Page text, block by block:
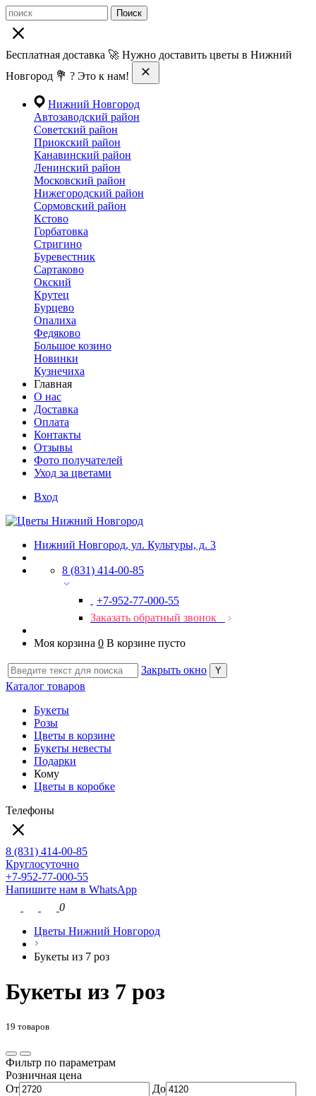
Поиск
Бесплатная доставка 🚀 Нужно доставить цветы в Нижний
Новгород 💐 ? Это к нам!
Нижний Новгород
Автозаводский район
Советский район
Приокский район
Канавинский район
Ленинский район
Московский район
Нижегородский район
Сормовский район
Кстово
Горбатовка
Стригино
Буревестник
Сартаково
Окский
Крутец
Бурцево
Опалиха
Федяково
Большое козино
Новинки
Кузнечиха
Главная
О нас
Доставка
Оплата
Контакты
Отзывы
Фото получателей
Уход за цветами
Вход
Нижний Новгород, ул. Культуры, д. 3
8 (831) 414-00-85
+7-952-77-000-55
Заказать обратный звонок
Моя корзина 0 В корзине пусто
Закрыть окно
Каталог товаров
Букеты
Розы
Цветы в корзине
Букеты невесты
Подарки
Кому
Цветы в коробке
Телефоны
8 (831) 414-00-85
Круглосуточно
+7-952-77-000-55
Напишите нам в WhatsApp
0
Цветы Нижний Новгород
Букеты из 7 роз
Букеты из 7 роз
19 товаров
Фильтр по параметрам
Розничная цена
От
До